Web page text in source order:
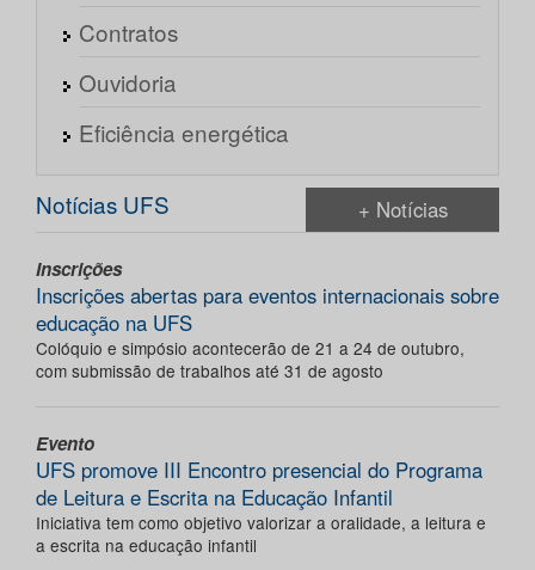
Contratos
Ouvidoria
Eficiência energética
Notícias UFS + Notícias
Inscrições
Inscrições abertas para eventos internacionais sobre
educação na UFS
Colóquio e simpósio acontecerão de 21 a 24 de outubro,
com submissão de trabalhos até 31 de agosto
Evento
UFS promove III Encontro presencial do Programa
de Leitura e Escrita na Educação Infantil
Iniciativa tem como objetivo valorizar a oralidade, a leitura e
a escrita na educação infantil